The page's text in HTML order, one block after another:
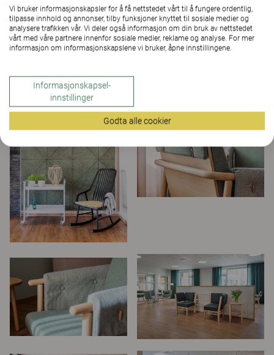
Vi bruker informasjonskapsler for å få nettstedet vårt til å fungere ordentlig,
tilpasse innhold og annonser, tilby funksjoner knyttet til sosiale medier og
analysere trafikken vår. Vi deler også informasjon om din bruk av nettstedet
vårt med våre partnere innenfor sosiale medier, reklame og analyse. For mer
informasjon om informasjonskapslene vi bruker, åpne innstillingene.
Informasjonskapsel-
innstillinger
Godta alle cookier